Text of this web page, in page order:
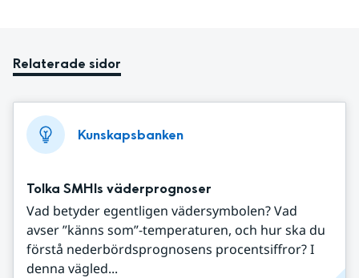
Relaterade sidor
Kunskapsbanken
Tolka SMHIs väderprognoser
Vad betyder egentligen vädersymbolen? Vad
avser ”känns som”-temperaturen, och hur ska du
förstå nederbördsprognosens procentsiffror? I
denna vägled...